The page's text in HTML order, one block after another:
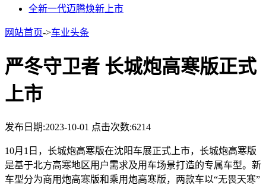
全新一代迈腾焕新上市
网站首页->车业头条
严冬守卫者 长城炮高寒版正式
上市
发布日期:2023-10-01 点击次数:6214
10月1日，长城炮高寒版在沈阳车展正式上市，长城炮高寒版
是基于北方高寒地区用户需求及用车场景打造的专属车型。新
车型分为商用炮高寒版和乘用炮高寒版，两款车以“无畏天寒”